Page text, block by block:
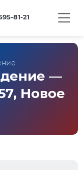
81-21
—
Новое